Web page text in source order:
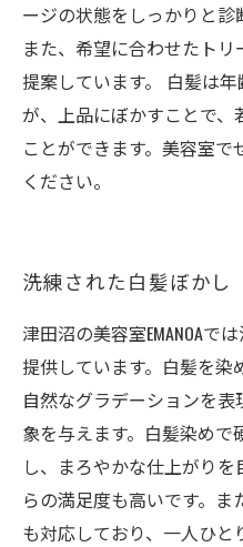
ージの状態をしっかりと診
また、希望に合わせたト
提案しています。 白髪は
が、上品にぼかすことで
ことができます。美容室
ください。
洗練された白髪ぼかし
津田沼の美容室EMANOAで
提供しています。白髪を染
自然なグラデーションを
象を与えます。白髪染め
し、まろやかな仕上がり
らの満足度も高いです。
も対応しており、一人ひ